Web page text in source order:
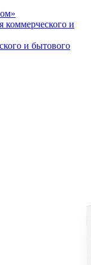
коммерческого и
и бытового